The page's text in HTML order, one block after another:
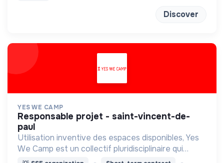
Discover
YES WE CAMP
responsable projet - saint-vincent-de-
paul
Utilisation inventive des espaces disponibles, Yes
We Camp est un collectif pluridisciplinaire qui
œuvre, depuis 2013, à l’activation et la gestion